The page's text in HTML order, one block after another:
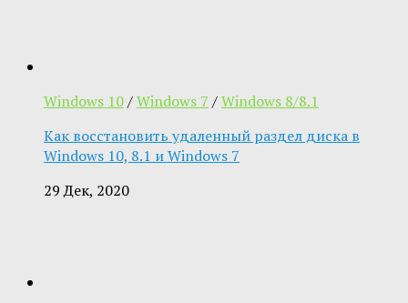
Windows 10/Windows 7 /Windows 8/8.1
Как восстановить удаленный раздел диска в
Windows 10, 8.1 и Windows 7
29 Дек, 2020